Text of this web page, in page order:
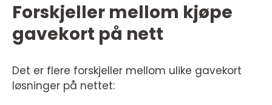
Forskjeller mellom kjøpe
gavekort på nett
Det er flere forskjeller mellom ulike gavekort
løsninger på nettet: